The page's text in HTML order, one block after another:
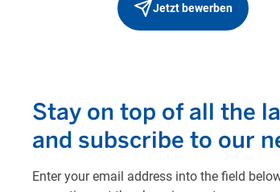
Jetzt bewerben